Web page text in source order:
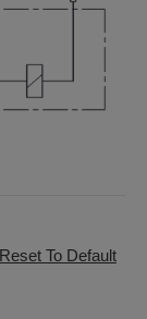
Reset To Default